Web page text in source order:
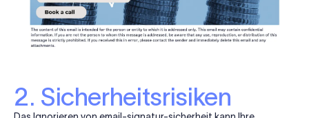
2. Sicherheitsrisiken